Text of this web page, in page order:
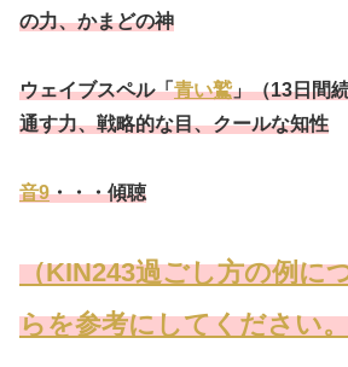
の力、かまどの神
ウェイブスペル「青い鷲」（13日間
通す力、戦略的な目、クールな知性
音9・・・傾聴
（KIN243過ごし方の例に
らを参考にしてください